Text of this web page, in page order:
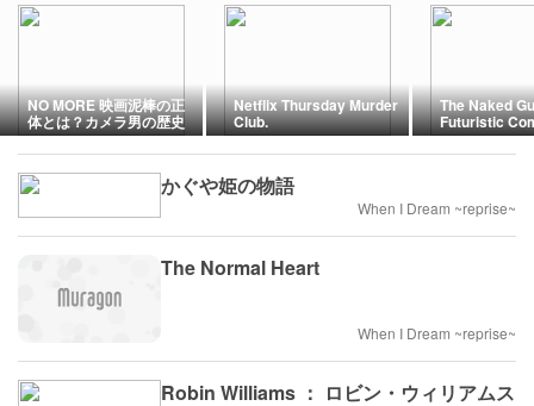
NO MORE 映画泥棒の正
体とは？カメラ男の歴史
や歴代ヒロイン、意外な
コラボまで徹底解説
Netflix Thursday Murder
Club.
The Naked
Futuristic
Parody
かぐや姫の物語
When I Dream ~reprise~
The Normal Heart
When I Dream ~reprise~
Robin Williams ： ロビン・ウィリアムス